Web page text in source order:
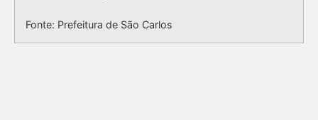
Fonte: Prefeitura de São Carlos